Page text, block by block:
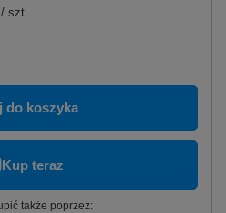
/ szt.
do koszyka
także poprzez: